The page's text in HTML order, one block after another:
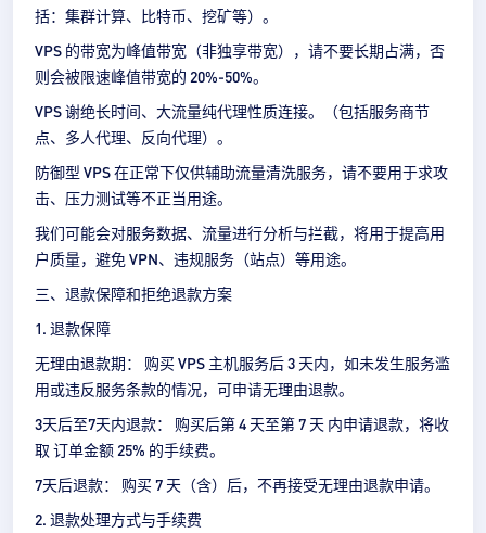
括：集群计算、比特币、挖矿等）。
VPS 的带宽为峰值带宽（非独享带宽），请不要长期占满，否
则会被限速峰值带宽的 20%-50%。
VPS 谢绝长时间、大流量纯代理性质连接。（包括服务商节
点、多人代理、反向代理）。
防御型 VPS 在正常下仅供辅助流量清洗服务，请不要用于求攻
击、压力测试等不正当用途。
我们可能会对服务数据、流量进行分析与拦截，将用于提高用
户质量，避免 VPN、违规服务（站点）等用途。
三、退款保障和拒绝退款方案
1. 退款保障
无理由退款期： 购买 VPS 主机服务后 3 天内，如未发生服务滥
用或违反服务条款的情况，可申请无理由退款。
3天后至7天内退款： 购买后第 4 天至第 7 天 内申请退款，将收
取 订单金额 25% 的手续费。
7天后退款： 购买 7 天（含）后，不再接受无理由退款申请。
2. 退款处理方式与手续费